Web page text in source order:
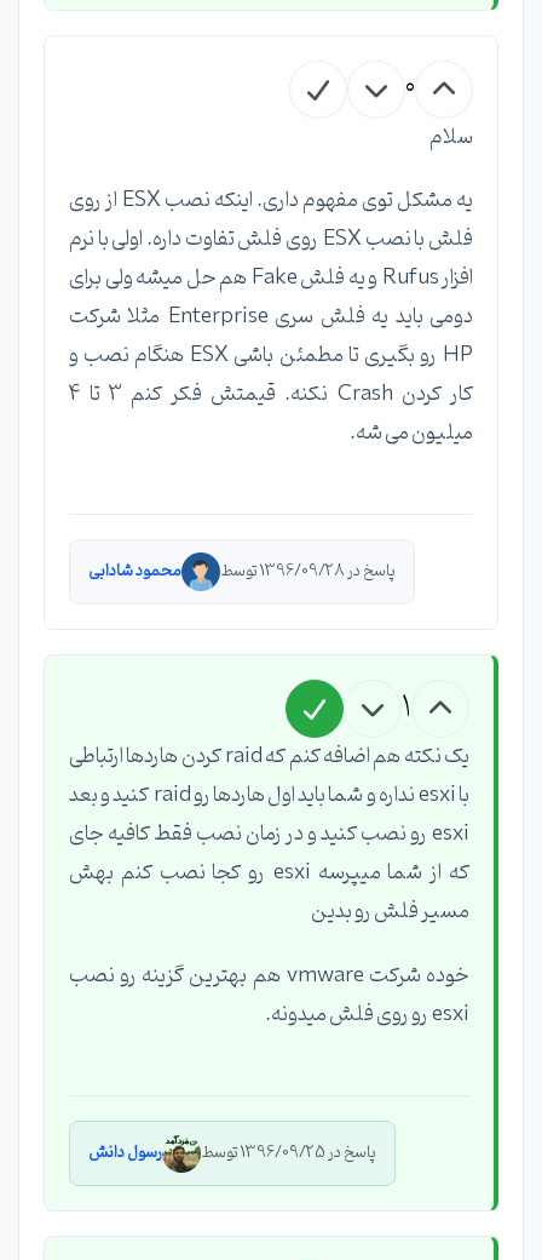
0
سلام
یه مشکل توی مفهوم داری. اینکه نصب ESX از روی
فلش با نصب ESX روی فلش تفاوت داره. اولی با نرم
افزار Rufus و یه فلش Fake هم حل میشه ولی برای
دومی باید یه فلش سری Enterprise مثلا شرکت
HP رو بگیری تا مطمئن باشی ESX هنگام نصب و
کار کردن Crash نکنه. قیمتش فکر کنم 3 تا 4
میلیون می شه.
پاسخ در 1396/09/28 توسط محمود شادابی
1
یک نکته هم اضافه کنم که raid کردن هاردها ارتباطی
با esxi نداره و شما باید اول هاردها رو raid کنید و بعد
esxi رو نصب کنید و در زمان نصب فقط کافیه جای
که از شما میپرسه esxi رو کجا نصب کنم بهش
مسیر فلش رو بدین
خوده شرکت vmware هم بهترین گزینه رو نصب
esxi رو روی فلش میدونه.
پاسخ در 1396/09/25 توسط رسول دانش